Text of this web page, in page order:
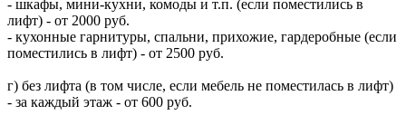
- шкафы, мини-кухни, комоды и т.п. (если поместились в
лифт) - от 2000 руб.
- кухонные гарнитуры, спальни, прихожие, гардеробные (если
поместились в лифт) - от 2500 руб.
г) без лифта (в том числе, если мебель не поместилась в лифт)
- за каждый этаж - от 600 руб.